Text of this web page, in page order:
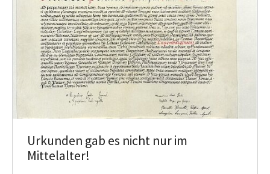
Urkunden gab es nicht nur im
Mittelalter!